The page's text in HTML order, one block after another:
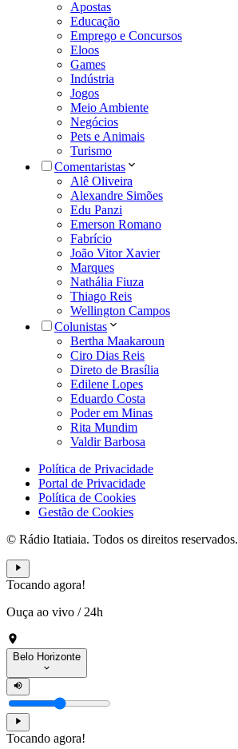
Apostas
Educação
Emprego e Concursos
Eloos
Games
Indústria
Jogos
Meio Ambiente
Negócios
Pets e Animais
Turismo
Comentaristas
Alê Oliveira
Alexandre Simões
Edu Panzi
Emerson Romano
Fabrício
João Vitor Xavier
Marques
Nathália Fiuza
Thiago Reis
Wellington Campos
Colunistas
Bertha Maakaroun
Ciro Dias Reis
Direto de Brasília
Edilene Lopes
Eduardo Costa
Poder em Minas
Rita Mundim
Valdir Barbosa
Política de Privacidade
Portal de Privacidade
Política de Cookies
Gestão de Cookies
© Rádio Itatiaia. Todos os direitos reservados.
Tocando agora!
Ouça ao vivo / 24h
Belo Horizonte
Tocando agora!